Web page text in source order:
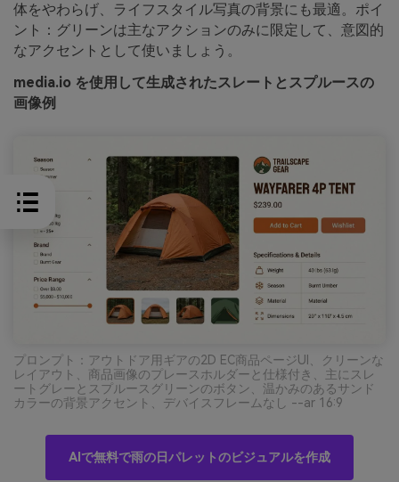
体をやわらげ、ライフスタイル写真の背景にも最適。ポイ
ント：グリーンは主なアクションのみに限定して、意図的
なアクセントとして使いましょう。
media.io を使用して生成されたスレートとスプルースの
画像例
プロンプト：アウトドア用ギアの2D EC商品ページUI、クリーンな
レイアウト、商品画像のプレースホルダーと仕様付き、主にスレ
ートグレーとスプルースグリーンのボタン、温かみのあるサンド
カラーの背景アクセント、デバイスフレームなし --ar 16:9
AIで無料で雨の日パレットのビジュアルを作成